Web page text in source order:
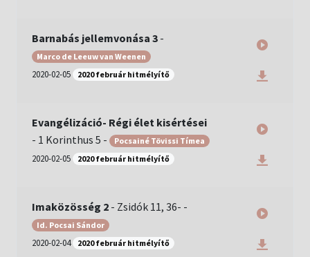
Barnabás jellemvonása 3 -
Marco de Leeuw van Weenen
2020-02-05 2020 február hitmélyítő
Evangélizáció- Régi élet kisértései
- 1 Korinthus 5 - Pocsainé Tövissi Tímea
2020-02-05 2020 február hitmélyítő
Imaközösség 2 - Zsidók 11, 36- -
Id. Pocsai Sándor
2020-02-04 2020 február hitmélyítő